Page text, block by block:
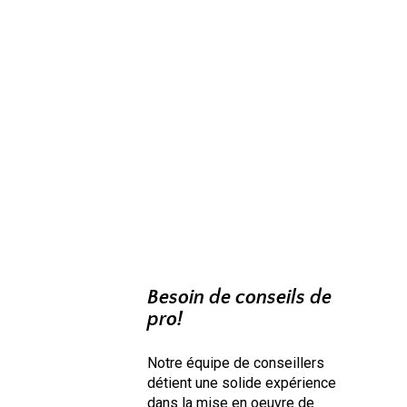
Besoin de conseils de
pro!
Notre équipe de conseillers
détient une solide expérience
dans la mise en oeuvre de